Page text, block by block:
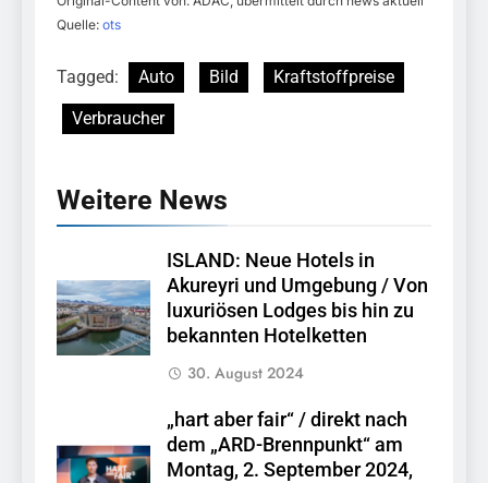
Quelle: ots
Tagged: Auto Bild
Kraftstoffpreise
Verbraucher
Weitere News
ISLAND: Neue Hotels in
Akureyri und Umgebung / Von
luxuriösen Lodges bis hin zu
bekannten Hotelketten
30. August 2024
„hart aber fair“ / direkt nach
dem „ARD-Brennpunkt“ am
Montag, 2. September 2024,